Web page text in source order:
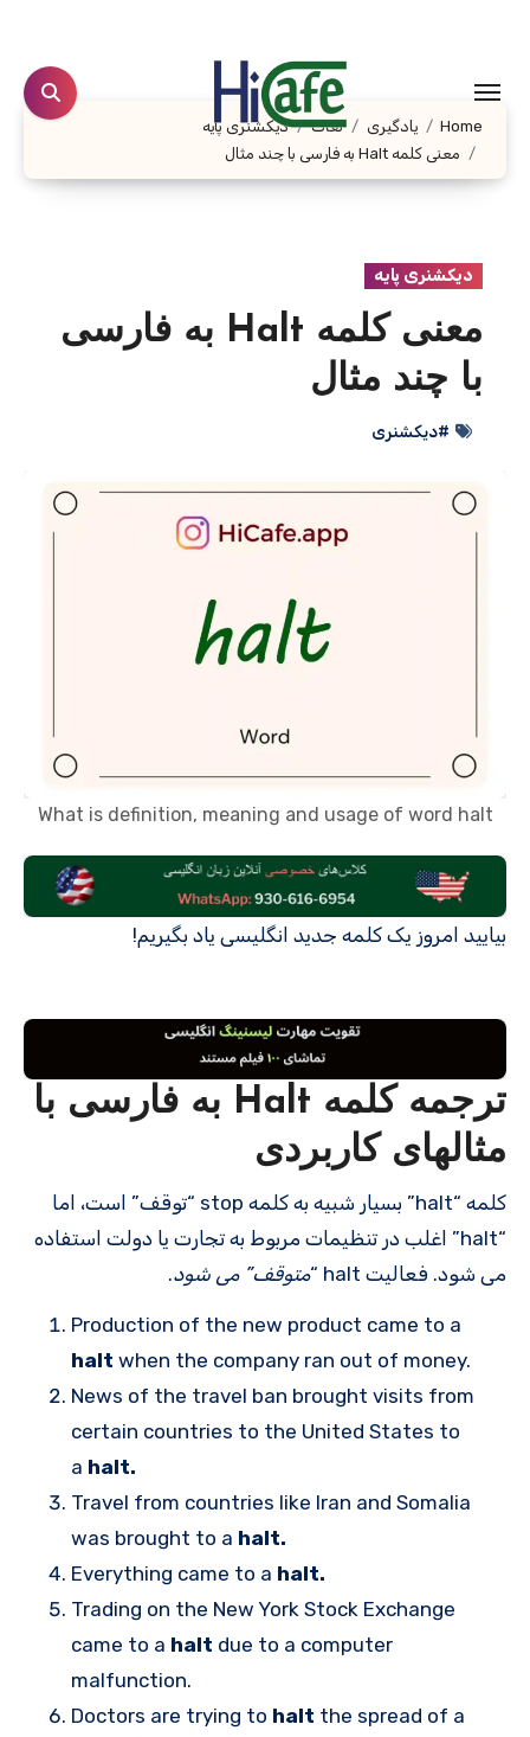
content
Home یادگیری لغات
دیکشنری پایه
معنی کلمه Halt به فارسی با چند مثال
دیکشنری پایه
معنی کلمه Halt به فارسی
با چند مثال
#دیکشنری
What is definition, meaning and usage of word halt
بیایید امروز یک کلمه جدید انگلیسی یاد بگیریم!
ترجمه کلمه Halt به فارسی با
مثالهای کاربردی
کلمه “halt” بسیار شبیه به کلمه stop “توقف” است، اما
“halt” اغلب در تنظیمات مربوط به تجارت یا دولت استفاده
می شود. فعالیت halt “
متوقف” می شود.
Production of the new product came to a
halt when the company ran out of money.
News of the travel ban brought visits from
certain countries to the United States to
a halt.
Travel from countries like Iran and Somalia
was brought to a halt.
Everything came to a halt.
Trading on the New York Stock Exchange
came to a halt due to a computer
malfunction.
Doctors are trying to halt the spread of a